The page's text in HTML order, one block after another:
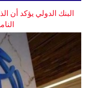
البنك الدولي يؤكد أن